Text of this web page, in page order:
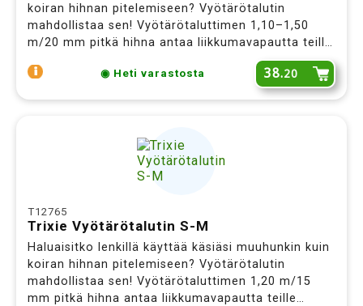
koiran hihnan pitelemiseen? Vyötärötalutin
mahdollistaa sen! Vyötärötaluttimen 1,10–1,50
m/20 mm pitkä hihna antaa liikkumavapautta teille
cm, sopii keskikoisten ja suurten koirien
◉ Heti varastosta 38.20
T12765
Trixie Vyötärötalutin S-M
Haluaisitko lenkillä käyttää käsiäsi muuhunkin kuin
koiran hihnan pitelemiseen? Vyötärötalutin
mahdollistaa sen! Vyötärötaluttimen 1,20 m/15
mm pitkä hihna antaa liikkumavapautta teille